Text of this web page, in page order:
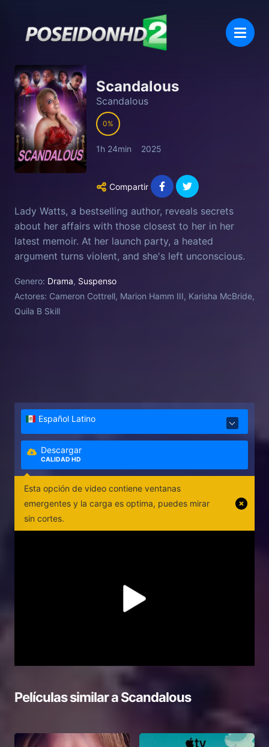
Scandalous
Scandalous
0
1h 24min 2025
Compartir
Lady Watts, a bestselling author, reveals secrets
about her affairs with those closest to her in her
latest memoir. At her launch party, a heated
argument turns violent, and she's left unconscious.
and betrayal emerge. The search for the attacker
leads to twists and turns, involving everyone from
her talent manager to her labelmate. The truth about
Genero: Drama, Suspenso
Actores: Cameron Cottrell, Marion Hamm III, Karisha McBride,
Quila B Skill
Español Latino
Descargar
CALIDAD HD
Esta opción de video contiene ventanas
emergentes y la carga es optima, puedes mirar
sin cortes.
Películas similar aScandalous